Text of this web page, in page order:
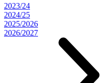
2023/24
2024/25
2025/2026
2026/2027